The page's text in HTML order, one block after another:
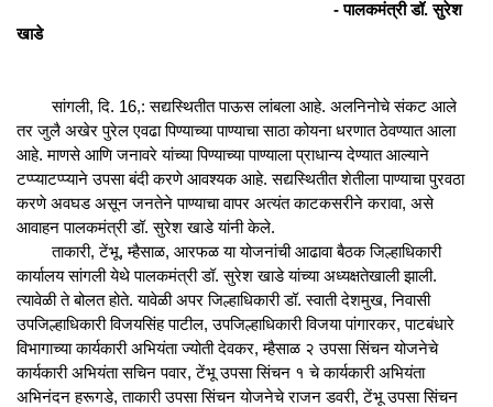
- पालकमंत्री डॉ. सुरेश
खाडे
सांगली, दि. 16,: सद्यस्थितीत पाऊस लांबला आहे. अलनिनोचे संकट आले
तर जुलै अखेर पुरेल एवढा पिण्याच्या पाण्याचा साठा कोयना धरणात ठेवण्यात आला
आहे. माणसे आणि जनावरे यांच्या पिण्याच्या पाण्याला प्राधान्य देण्यात आल्याने
टप्प्याटप्प्याने उपसा बंदी करणे आवश्यक आहे. सद्यस्थितीत शेतीला पाण्याचा पुरवठा
करणे अवघड असून जनतेने पाण्याचा वापर अत्यंत काटकसरीने करावा, असे
आवाहन पालकमंत्री डॉ. सुरेश खाडे यांनी केले.
ताकारी, टेंभू, म्हैसाळ, आरफळ या योजनांची आढावा बैठक जिल्हाधिकारी
कार्यालय सांगली येथे पालकमंत्री डॉ. सुरेश खाडे यांच्या अध्यक्षतेखाली झाली.
त्यावेळी ते बोलत होते. यावेळी अपर जिल्हाधिकारी डॉ. स्वाती देशमुख, निवासी
उपजिल्हाधिकारी विजयसिंह पाटील, उपजिल्हाधिकारी विजया पांगारकर, पाटबंधारे
विभागाच्या कार्यकारी अभियंता ज्योती देवकर, म्हैसाळ २ उपसा सिंचन योजनेचे
कार्यकारी अभियंता सचिन पवार, टेंभू उपसा सिंचन १ चे कार्यकारी अभियंता
अभिनंदन हरूगडे, ताकारी उपसा सिंचन योजनेचे राजन डवरी, टेंभू उपसा सिंचन